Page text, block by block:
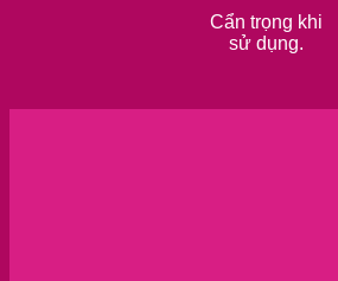
Cẩn trọng khi
sử dụng.